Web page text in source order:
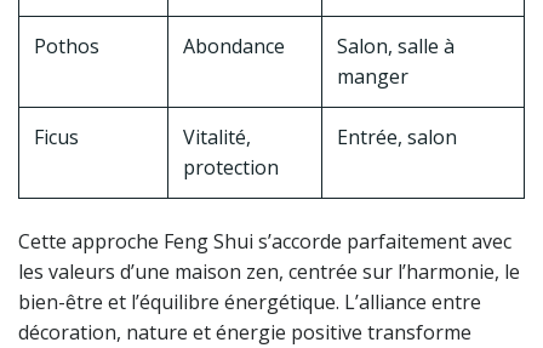
Pothos Abondance
Salon, salle à
manger
Ficus
Vitalité,
protection
Entrée, salon
Cette approche Feng Shui s’accorde parfaitement avec
les valeurs d’une maison zen, centrée sur l’harmonie, le
bien-être et l’équilibre énergétique. L’alliance entre
décoration, nature et énergie positive transforme